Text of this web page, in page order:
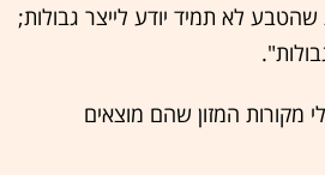
לא תמיד יודע לייצר גבולות;
מקורות המזון שהם מוצאים